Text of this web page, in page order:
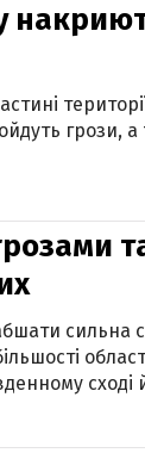
грози,
сильна
сході